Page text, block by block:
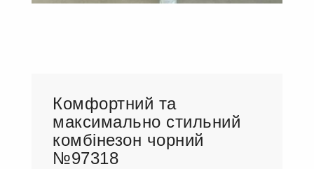
Комфортний та
максимально стильний
комбінезон чорний
№97318